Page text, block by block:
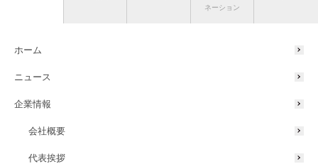
ネーション
ホーム
ニュース
企業情報
会社概要
代表挨拶